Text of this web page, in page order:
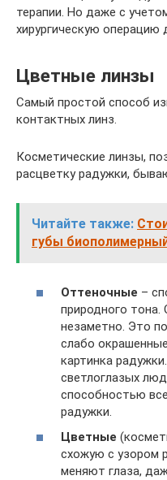
терапии. Но даже с
хирургическую операцию
Цветные линзы
Самый простой способ
контактных линз.
Косметические линзы,
расцветку радужки,
Читайте также:
губы
Оттеночные –
природного тона.
незаметно. Это
слабо
картинка
светлоглазых
способностью
радужки.
Цветные
схожую с узором
меняют глаза,